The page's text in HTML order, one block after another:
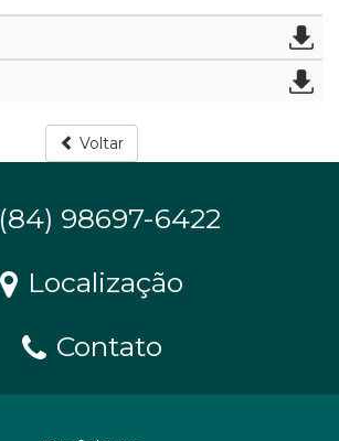
Voltar
(84) 98697-6422
Localização
Contato